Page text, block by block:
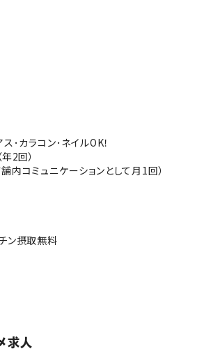
ス･カラコン･ネイルOK！
2回）
内コミュニケーションとして月1回）
ン摂取無料
求人